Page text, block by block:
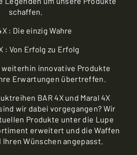
schaffen.
: Die einzig Wahre
: Von Erfolg zu Erfolg
weiterhin innovative Produkte
Erwartungen übertreffen.
BAR 4X und Maral 4X
wir dabei vorgegangen? Wir
Produkte unter die Lupe
erweitert und die Waffen
Wünschen angepasst.